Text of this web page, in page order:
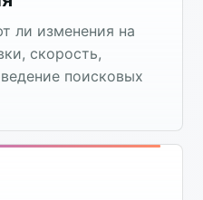
ли изменения на
скорость,
поисковых